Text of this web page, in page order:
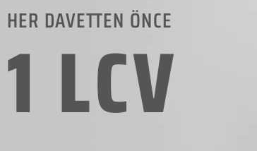
HER DAVETTEN ÖNCE
1 LCV